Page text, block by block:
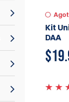
Kit
DAA
$